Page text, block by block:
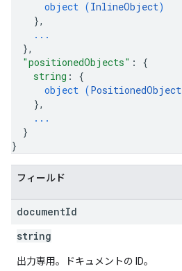
object (InlineObject)
},
...
},
"positionedObjects" : {
string : {
object (PositionedObject
},
...
}
}
フィールド
documentId
string
出力専用。ドキュメントの ID。